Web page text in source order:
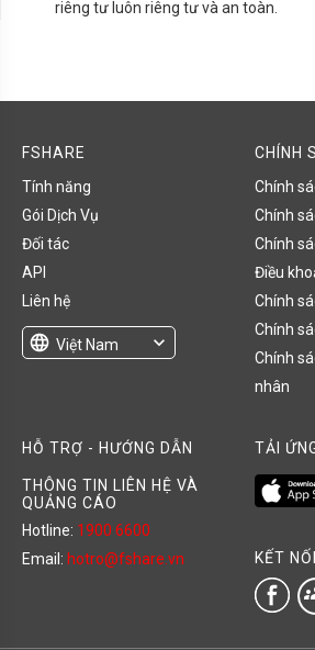
riêng tư luôn riêng tư và an toàn.
FSHARE
Tính năng
Gói Dịch Vụ
Đối tác
API
Liên hệ
language Việt Nam
expand_more
CHÍNH
Chính
Chính
Chính
Điều
Chính
Chính
Chính
nhân
HỖ TRỢ - HƯỚNG DẪN
THÔNG TIN LIÊN HỆ VÀ
QUẢNG CÁO
Hotline: 1900 6600
Email: hotro@fshare.vn
TẢI
KẾT